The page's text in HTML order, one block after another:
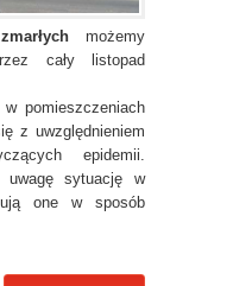
możemy
cały listopad
pomieszczeniach
z uwzględnieniem
epidemii.
uwagę sytuację w
one w sposób